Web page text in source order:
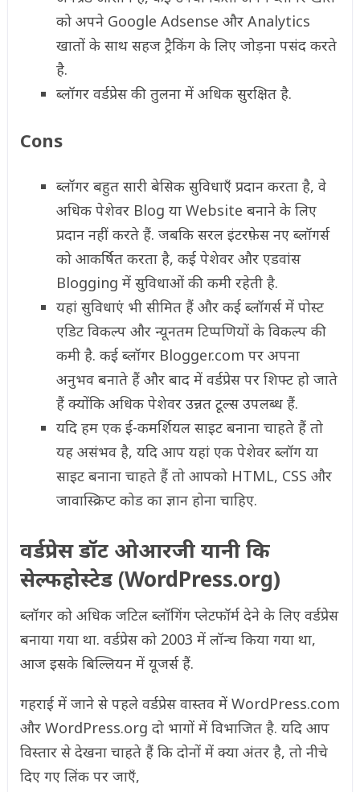
को अपने Google Adsense और Analytics
खातों के साथ सहज ट्रैकिंग के लिए जोड़ना पसंद करते
है.
ब्लॉगर वर्डप्रेस की तुलना में अधिक सुरक्षित है.
Cons
ब्लॉगर बहुत सारी बेसिक सुविधाएँ प्रदान करता है, वे
अधिक पेशेवर Blog या Website बनाने के लिए
प्रदान नहीं करते हैं. जबकि सरल इंटरफ़ेस नए ब्लॉगर्स
को आकर्षित करता है, कई पेशेवर और एडवांस
Blogging में सुविधाओं की कमी रहेती है.
यहां सुविधाएं भी सीमित हैं और कई ब्लॉगर्स में पोस्ट
एडिट विकल्प और न्यूनतम टिप्पणियों के विकल्प की
कमी है. कई ब्लॉगर Blogger.com पर अपना
अनुभव बनाते हैं और बाद में वर्डप्रेस पर शिफ्ट हो जाते
हैं क्योंकि अधिक पेशेवर उन्नत टूल्स उपलब्ध हैं.
यदि हम एक ई-कमर्शियल साइट बनाना चाहते हैं तो
यह असंभव है, यदि आप यहां एक पेशेवर ब्लॉग या
साइट बनाना चाहते हैं तो आपको HTML, CSS और
जावास्क्रिप्ट कोड का ज्ञान होना चाहिए.
वर्डप्रेस डॉट ओआरजी यानी कि
सेल्फहोस्टेड (WordPress.org)
ब्लॉगर को अधिक जटिल ब्लॉगिंग प्लेटफॉर्म देने के लिए वर्डप्रेस
बनाया गया था. वर्डप्रेस को 2003 में लॉन्च किया गया था,
आज इसके बिल्लियन में यूजर्स हैं.
गहराई में जाने से पहले वर्डप्रेस वास्तव में WordPress.com
और WordPress.org दो भागों में विभाजित है. यदि आप
विस्तार से देखना चाहते हैं कि दोनों में क्या अंतर है, तो नीचे
दिए गए लिंक पर जाएँ,